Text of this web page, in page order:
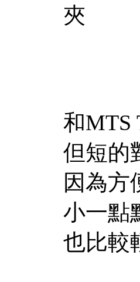
夾
和MTS
但短的
因為方
小一點
也比較